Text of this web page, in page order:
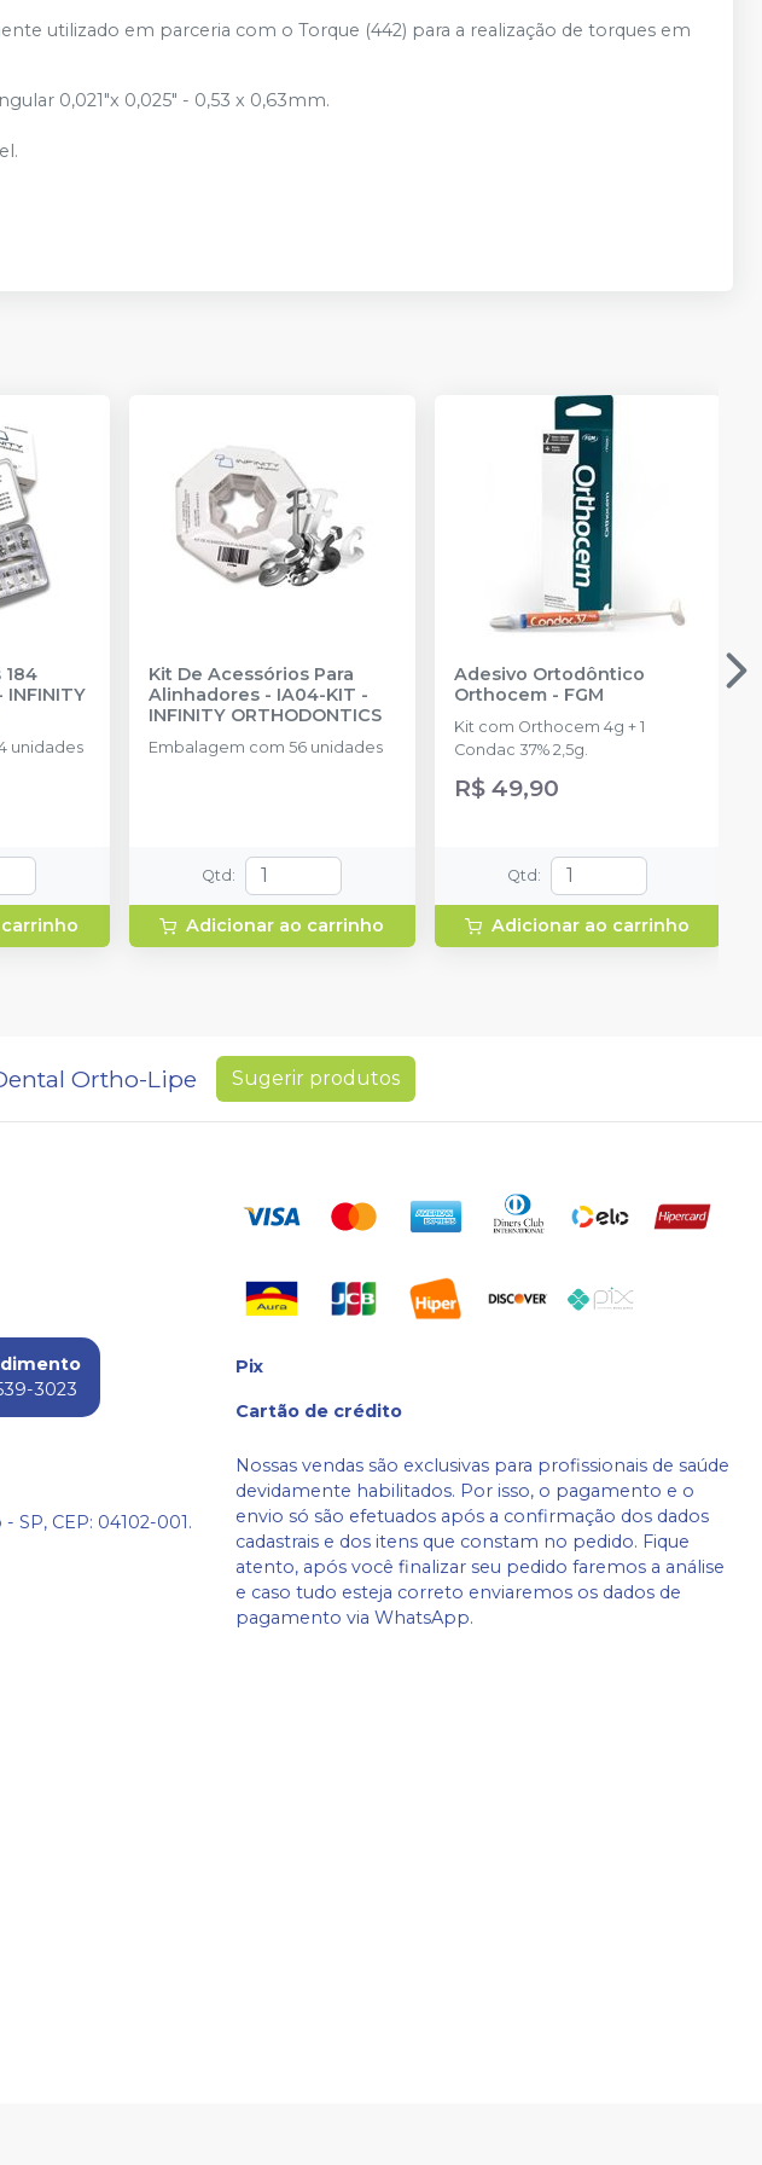
utilizado em parceria com o Torque (442) para a realização de torques em
0,021"x 0,025" - 0,53 x 0,63mm.
INFINITY
unidades
Kit De Acessórios Para
Alinhadores - IA04-KIT -
INFINITY ORTHODONTICS
Embalagem com 56 unidades
Qtd :
Adicionar ao carrinho
Adesivo Ortodôntico
Orthocem- FGM
Kit com Orthocem 4g + 1
Condac 37% 2,5g.
R$ 49,90
Qtd :
Adicionar ao carrinho
Ortho-Lipe Sugerir produtos
3023
SP, CEP: 04102-001.
Pix
Cartão de crédito
Nossas vendas são exclusivas para profissionais de saúde
devidamente habilitados. Por isso, o pagamento e o
envio só são efetuados após a confirmação dos dados
cadastrais e dos itens que constam no pedido. Fique
atento, após você finalizar seu pedido faremos a análise
e caso tudo esteja correto enviaremos os dados de
pagamento via WhatsApp.